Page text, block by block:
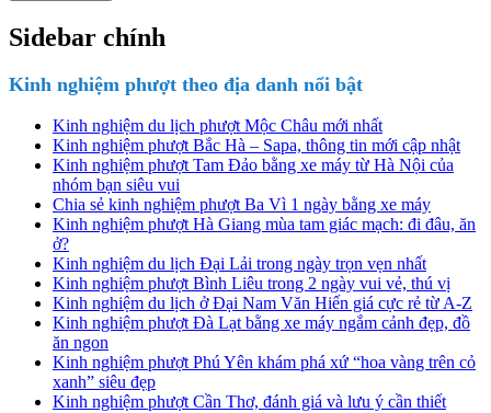
Sidebar chính
Kinh nghiệm phượt theo địa danh nổi bật
Kinh nghiệm du lịch phượt Mộc Châu mới nhất
Kinh nghiệm phượt Bắc Hà – Sapa, thông tin mới cập nhật
Kinh nghiệm phượt Tam Đảo bằng xe máy từ Hà Nội của
nhóm bạn siêu vui
Chia sẻ kinh nghiệm phượt Ba Vì 1 ngày bằng xe máy
Kinh nghiệm phượt Hà Giang mùa tam giác mạch: đi đâu, ăn
ở?
Kinh nghiệm du lịch Đại Lải trong ngày trọn vẹn nhất
Kinh nghiệm phượt Bình Liêu trong 2 ngày vui vẻ, thú vị
Kinh nghiệm du lịch ở Đại Nam Văn Hiến giá cực rẻ từ A-Z
Kinh nghiệm phượt Đà Lạt bằng xe máy ngắm cảnh đẹp, đồ
ăn ngon
Kinh nghiệm phượt Phú Yên khám phá xứ “hoa vàng trên cỏ
xanh” siêu đẹp
Kinh nghiệm phượt Cần Thơ, đánh giá và lưu ý cần thiết